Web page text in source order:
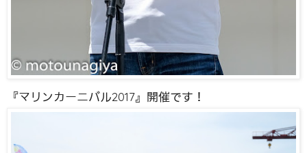
『マリンカーニバル2017』開催です！